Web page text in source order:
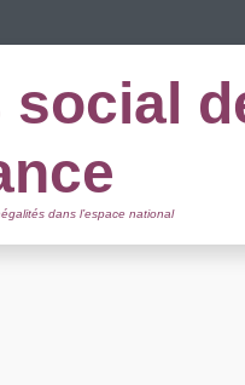
social
dans l’espace national